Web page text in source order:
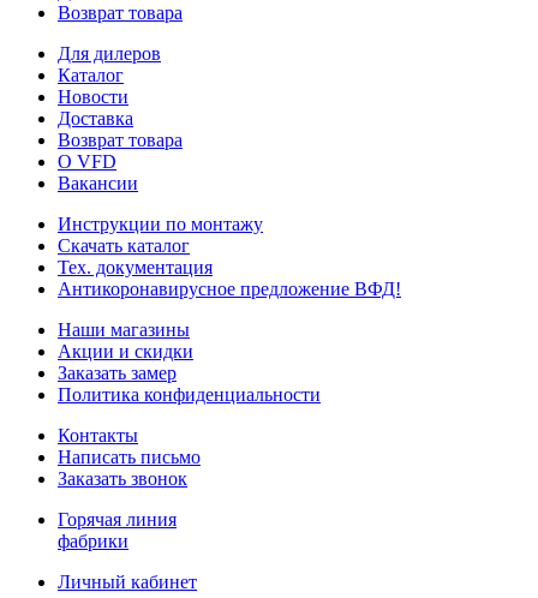
Возврат товара
Для дилеров
Каталог
Новости
Доставка
Возврат товара
О VFD
Вакансии
Инструкции по монтажу
Скачать каталог
Тех. документация
Антикоронавирусное предложение ВФД!
Наши магазины
Акции и скидки
Заказать замер
Политика конфиденциальности
Контакты
Написать письмо
Заказать звонок
Горячая линия
фабрики
Личный кабинет